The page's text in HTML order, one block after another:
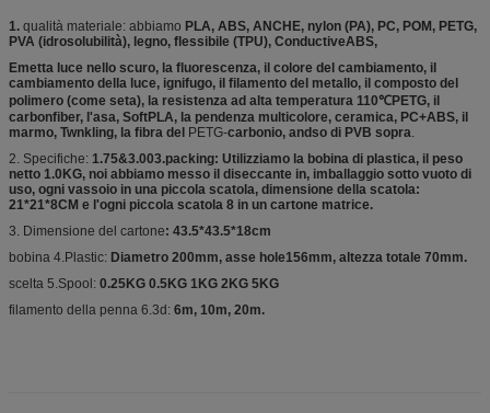
1. qualità materiale: abbiamo PLA, ABS, ANCHE, nylon (PA), PC, POM, PETG,
PVA (idrosolubilità), legno, flessibile (TPU), ConductiveABS,
Emetta luce nello scuro, la fluorescenza, il colore del cambiamento, il
cambiamento della luce, ignifugo, il filamento del metallo, il composto del
polimero (come seta), la resistenza ad alta temperatura 110℃PETG, il
carbonfiber, l'asa, SoftPLA, la pendenza multicolore, ceramica, PC+ABS, il
marmo, Twnkling, la fibra del PETG-carbonio, andso di PVB sopra.
2. Specifiche: 1.75&3.003.packing: Utilizziamo la bobina di plastica, il peso
netto 1.0KG, noi abbiamo messo il diseccante in, imballaggio sotto vuoto di
uso, ogni vassoio in una piccola scatola, dimensione della scatola:
21*21*8CM e l'ogni piccola scatola 8 in un cartone matrice.
3. Dimensione del cartone: 43.5*43.5*18cm
bobina 4.Plastic: Diametro 200mm, asse hole156mm, altezza totale 70mm.
scelta 5.Spool: 0.25KG 0.5KG 1KG 2KG 5KG
filamento della penna 6.3d: 6m, 10m, 20m.